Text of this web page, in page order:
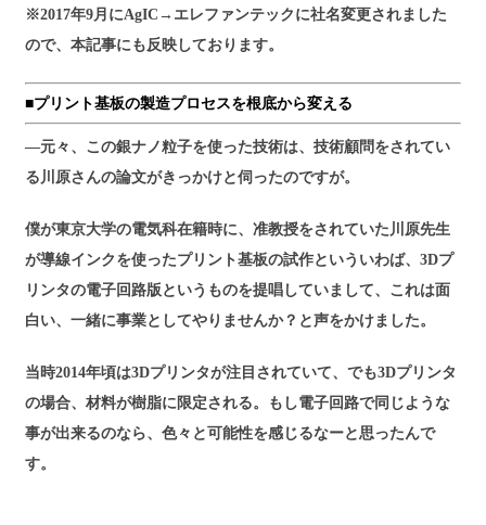
※2017年9月にAgIC→エレファンテックに社名変更されました
ので、本記事にも反映しております。
■プリント基板の製造プロセスを根底から変える
―元々、この銀ナノ粒子を使った技術は、技術顧問をされてい
る川原さんの論文がきっかけと伺ったのですが。
僕が東京大学の電気科在籍時に、准教授をされていた川原先生
が導線インクを使ったプリント基板の試作といういわば、3Dプ
リンタの電子回路版というものを提唱していまして、これは面
白い、一緒に事業としてやりませんか？と声をかけました。
当時2014年頃は3Dプリンタが注目されていて、でも3Dプリンタ
の場合、材料が樹脂に限定される。もし電子回路で同じような
事が出来るのなら、色々と可能性を感じるなーと思ったんで
す。